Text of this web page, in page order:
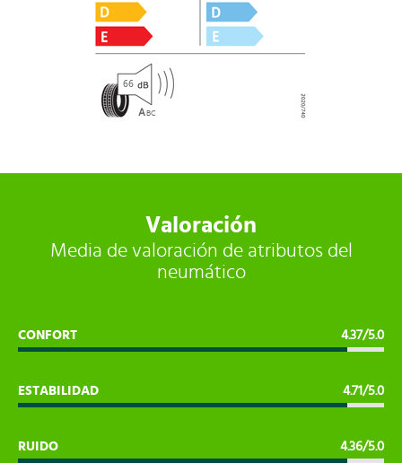
66
A BC
Valoración
Media de valoración de atributos del
neumático
CONFORT 4.37/5.0
ESTABILIDAD 4.71/5.0
RUIDO 4.36/5.0